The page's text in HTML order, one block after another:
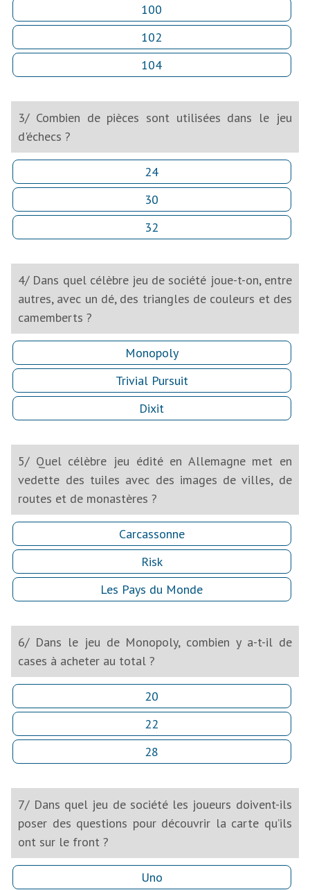
100
102
104
3/ Combien de pièces sont utilisées dans le jeu
d'échecs ?
24
30
32
4/ Dans quel célèbre jeu de société joue-t-on, entre
autres, avec un dé, des triangles de couleurs et des
camemberts ?
Monopoly
Trivial Pursuit
Dixit
5/ Quel célèbre jeu édité en Allemagne met en
vedette des tuiles avec des images de villes, de
routes et de monastères ?
Carcassonne
Risk
Les Pays du Monde
6/ Dans le jeu de Monopoly, combien y a-t-il de
cases à acheter au total ?
20
22
28
7/ Dans quel jeu de société les joueurs doivent-ils
poser des questions pour découvrir la carte qu’ils
ont sur le front ?
Uno